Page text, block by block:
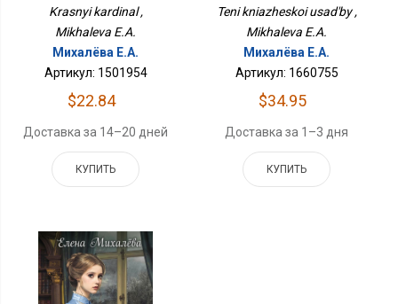
Krasnyi kardinal ,
Mikhaleva E.A.
Михалёва Е.А.
Артикул: 1501954
$22.84
Доставка за 14–20 дней
КУПИТЬ
Teni kniazheskoi usad'by ,
Mikhaleva E.A.
Михалёва Е.А.
Артикул: 1660755
$34.95
Доставка за 1–3 дня
КУПИТЬ